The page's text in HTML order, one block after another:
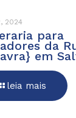
2024
para
da
em
leia mais